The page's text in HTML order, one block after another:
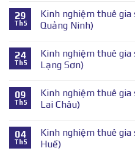
29
Th5
Kinh nghiệm thuê
Quảng Ninh)
24
Th5
Kinh nghiệm thuê
Lạng Sơn)
09
Th5
Kinh nghiệm thuê
Lai Châu)
04
Th5
Kinh nghiệm thuê
Huế)